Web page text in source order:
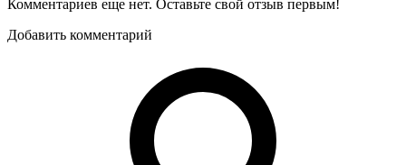
Комментариев еще нет. Оставьте свой отзыв первым!
Добавить комментарий